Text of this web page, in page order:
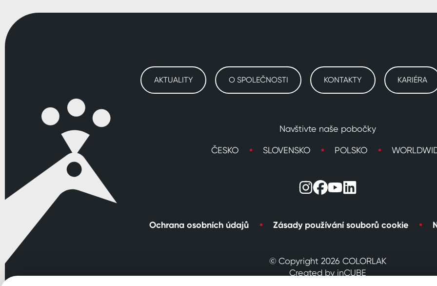
AKTUALITY O SPOLEČNOSTI KONTAKTY KARIÉRA
Navštivte naše pobočky
ČESKO SLOVENSKO POLSKO
Ochrana osobních údajů Zásady používání souborů cookie
© Copyright 2026 COLORLAK
Created by inCUBE